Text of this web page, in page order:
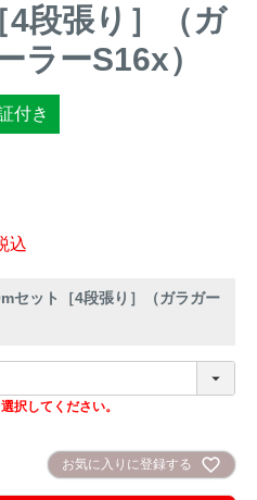
段張り］（ガ
ラーS16x）
付き
込
セット［4段張り］（ガラガー
択してください。
お気に入りに登録する
漁網
ら選ぶ
商品を選ぶ
タイワンリス対策
イタチ・テン・